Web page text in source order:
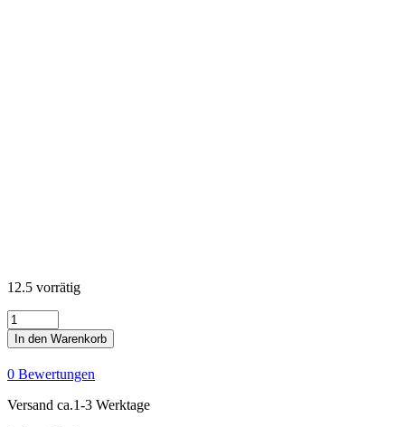
12.5 vorrätig
KONA
Cotton
Solids
-
Cerise
Menge
In den Warenkorb
0 Bewertungen
Versand ca.1-3 Werktage